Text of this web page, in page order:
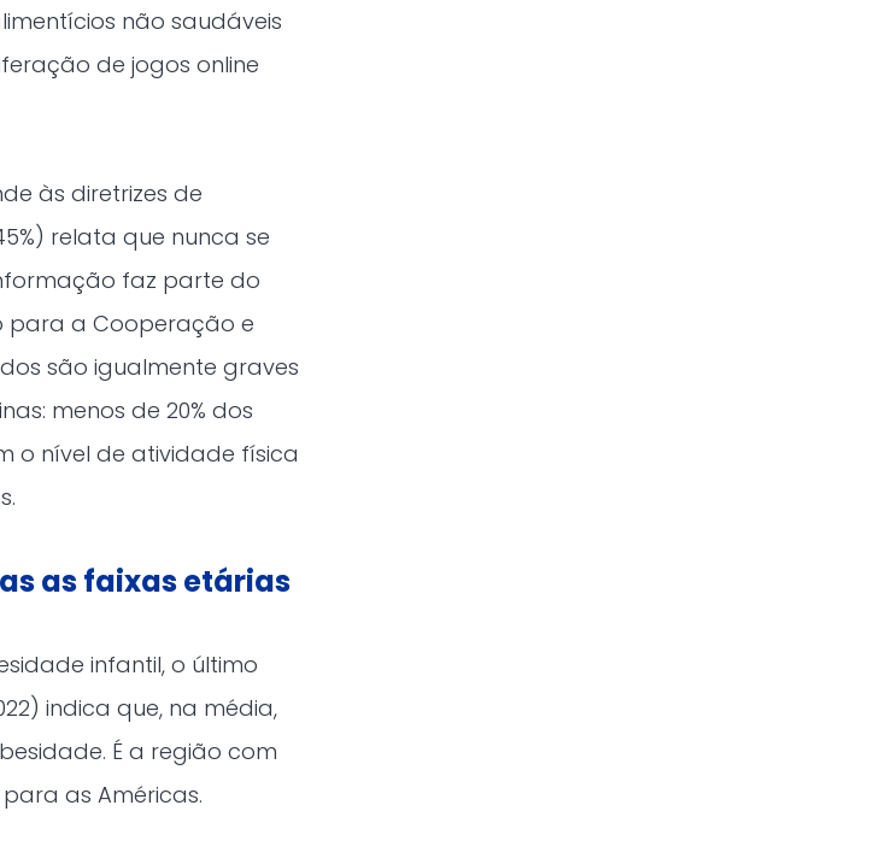
não saudáveis
de jogos online
às diretrizes de
relata que nunca se
faz parte do
para a Cooperação e
são igualmente graves
menos de 20% dos
o nível de atividade física
as faixas etárias
infantil, o último
indica que, na média,
É a região com
as Américas.